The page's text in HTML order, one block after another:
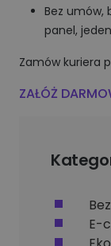
Bez umów,
panel,
Zamów kuriera
ZAŁÓŻ
E-